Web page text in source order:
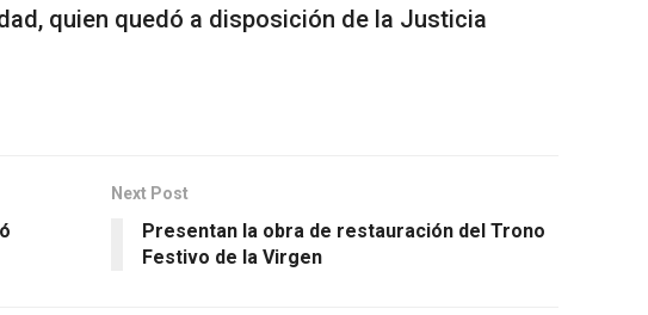
quien quedó a disposición de la Justicia
Next Post
Presentan la obra de restauración del Trono
Festivo de la Virgen